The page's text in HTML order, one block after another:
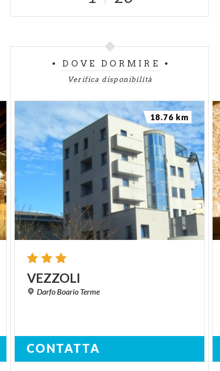
DOVE DORMIRE
Verifica disponibilità
VEZZOLI
Darfo Boario Terme
CONTATTA
18.76 km